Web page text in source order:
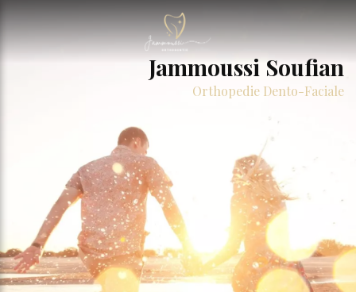
Jammoussi Soufian
Orthopedie Dento-Faciale